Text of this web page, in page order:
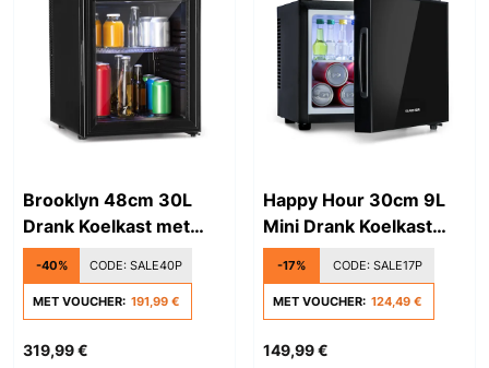
Brooklyn 48cm 30L
Drank Koelkast met
Glazen Deur Zwart
-40% CODE: SALE40P
MET VOUCHER: 191,99 €
319,99 €
Happy Hour 30cm 9L
Mini Drank Koelkast
Zwart
-17% CODE: SALE17P
MET VOUCHER: 124,49 €
149,99 €